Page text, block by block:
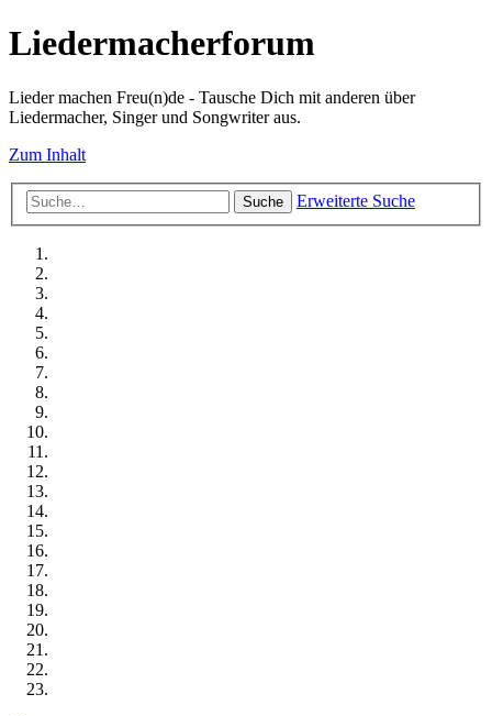
Liedermacherforum
Lieder machen Freu(n)de - Tausche Dich mit anderen über
Liedermacher, Singer und Songwriter aus.
Zum Inhalt
Suche Erweiterte Suche